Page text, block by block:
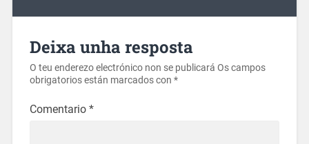
Deixa unha resposta
O teu enderezo electrónico non se publicará Os campos
obrigatorios están marcados con *
Comentario *